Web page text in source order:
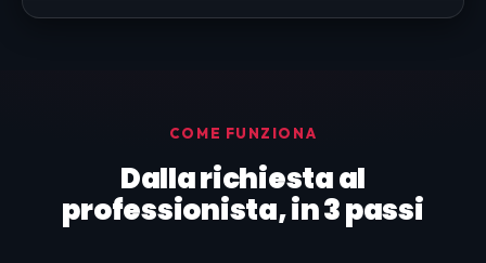
COME FUNZIONA
Dalla richiesta al
professionista, in 3 passi